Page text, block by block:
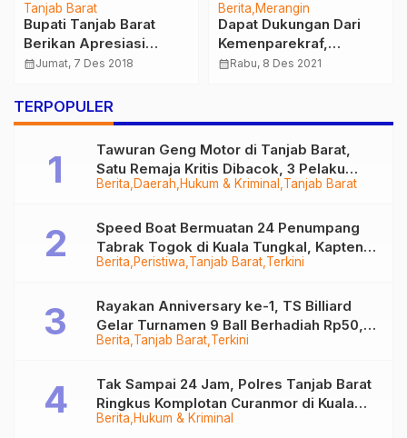
Tanjab Barat
Bupati Tanjab Barat
Berikan Apresiasi
Terhadap Pelayanan di
Kuala Tungkal
calendar_monthJumat, 7 Des 2018
Berita Merangin
Dapat Dukungan Dari
Kemenparekraf,
Pemprov Jambi
Dunia
calendar_monthRabu, 8 Des 2021
TERPOPULER
Berita Daerah Hukum & Kriminal Tanjab Barat
Tawuran Geng Motor di Tanjab Barat,
Satu Remaja Kritis Dibacok, 3 Pelaku
Ditangkap
Berita Peristiwa Tanjab Barat Terkini
Speed Boat Bermuatan 24 Penumpang
Tabrak Togok di Kuala Tungkal, Kapten
Sempat Hilang
Berita Tanjab Barat Terkini
Rayakan Anniversary ke-1, TS Billiard
Gelar Turnamen 9 Ball Berhadiah Rp50,8
Juta
Berita Hukum & Kriminal
Tak Sampai 24 Jam, Polres Tanjab Barat
Ringkus Komplotan Curanmor di Kuala
Tungkal